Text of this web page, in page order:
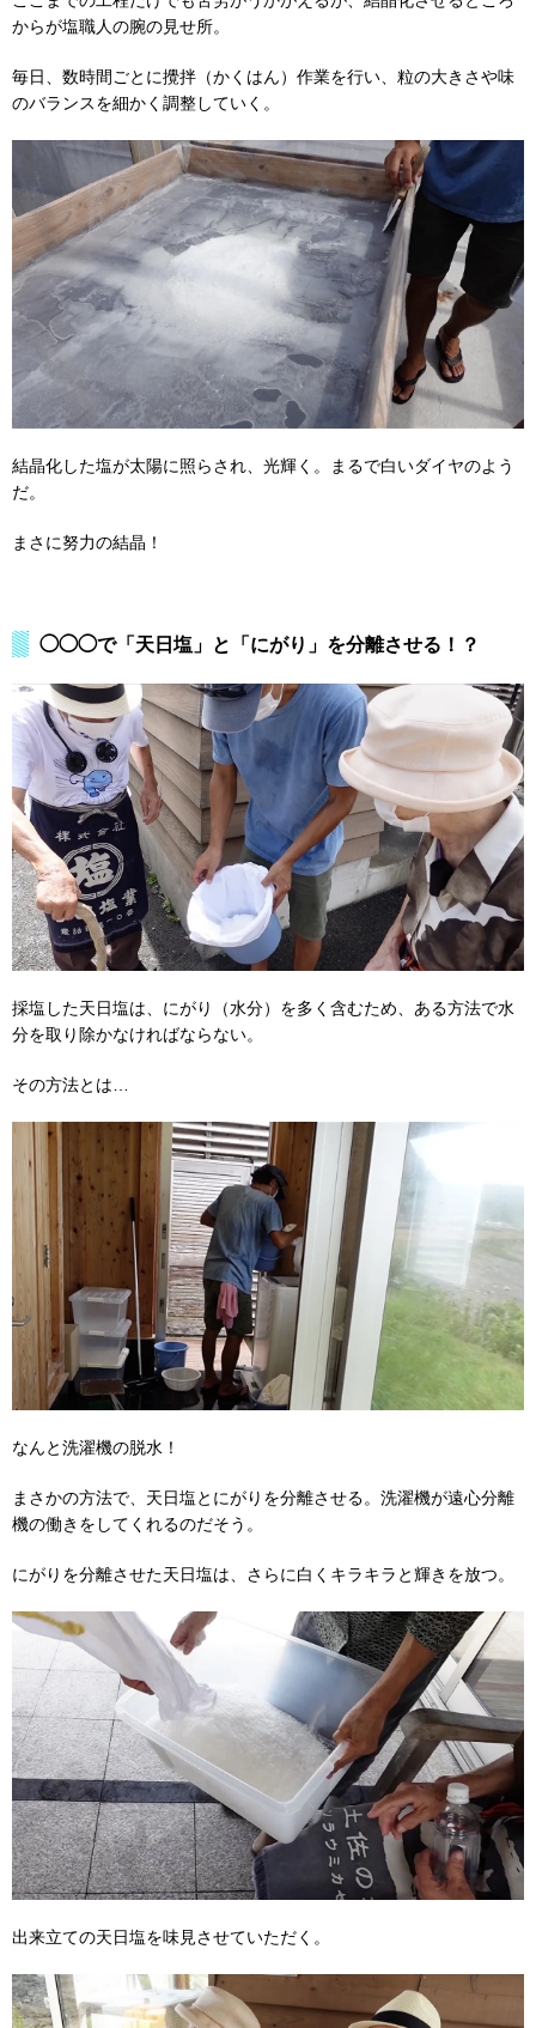
からが塩職人の腕の見せ所。
毎日、数時間ごとに攪拌（かくはん）作業を行い、粒の大きさや味
のバランスを細かく調整していく。
結晶化した塩が太陽に照らされ、光輝く。まるで白いダイヤのよう
だ。
まさに努力の結晶！
◯◯◯で「天日塩」と「にがり」を分離させる！？
採塩した天日塩は、にがり（水分）を多く含むため、ある方法で水
分を取り除かなければならない。
その方法とは…
なんと洗濯機の脱水！
まさかの方法で、天日塩とにがりを分離させる。洗濯機が遠心分離
機の働きをしてくれるのだそう。
にがりを分離させた天日塩は、さらに白くキラキラと輝きを放つ。
出来立ての天日塩を味見させていただく。